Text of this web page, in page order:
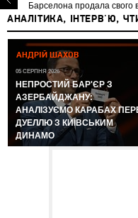
Барселона продала свого
АНАЛІТИКА, ІНТЕРВ'Ю,
АНДРІЙ ШАХОВ
05 СЕРПНЯ 2026
НЕПРОСТИЙ БАР'ЄР З
АЗЕРБАЙДЖАНУ:
АНАЛІЗУЄМО КАРАБАХ
ДУЕЛЛЮ З КИЇВСЬКИМ
ДИНАМО